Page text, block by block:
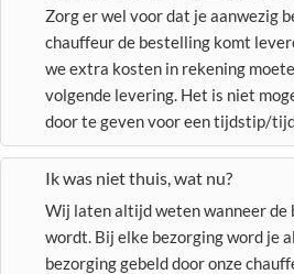
Zorg er wel voor dat je aanwezig
chauffeur de bestelling komt
we extra kosten in rekening
volgende levering. Het is niet
door te geven voor een tijdstip/
Ik was niet thuis, wat nu?
Wij laten altijd weten wanneer de
wordt. Bij elke bezorging word je
bezorging gebeld door onze